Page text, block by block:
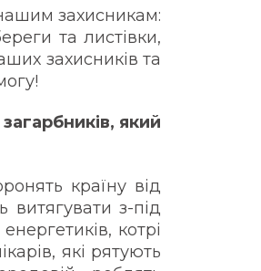
захисникам:
та листівки,
захисників та
який
країну від
витягувати з-під
котрі
які рятують